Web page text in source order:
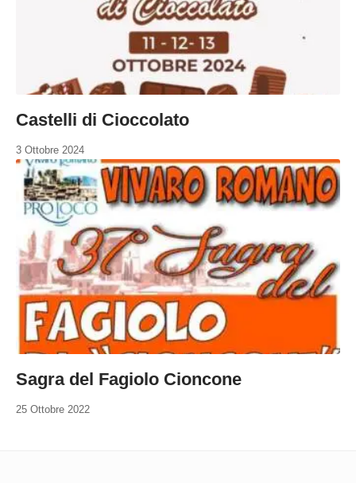
Castelli di Cioccolato
3 Ottobre 2024
Sagra del Fagiolo Cioncone
25 Ottobre 2022